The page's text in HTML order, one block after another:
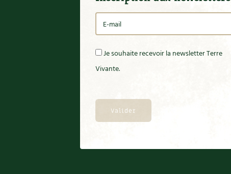
Je souhaite recevoir la newsletter Terre
Vivante.